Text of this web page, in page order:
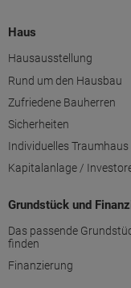
Haus
Hausausstellung
Rund um den Hausbau
Zufriedene Bauherren
Sicherheiten
Individuelles Traumhaus
Kapitalanlage /
Grundstück und
Das passende
finden
Finanzierung